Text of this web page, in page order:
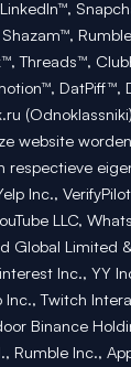
Threads™,
DatPiff™,
website
respectieve
Inc.,
LLC,
Global Limited
Inc., YY
Twitch
Binance
Rumble Inc.,